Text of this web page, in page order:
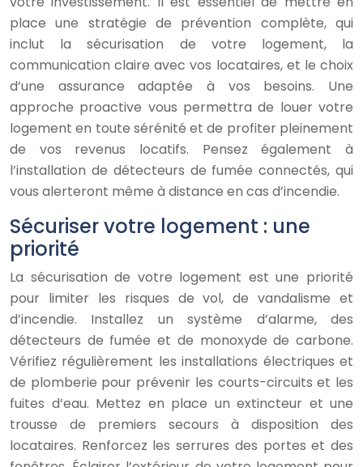
place une stratégie de prévention complète, qui
inclut la sécurisation de votre logement, la
communication claire avec vos locataires, et le choix
d’une assurance adaptée à vos besoins. Une
approche proactive vous permettra de louer votre
logement en toute sérénité et de profiter pleinement
de vos revenus locatifs. Pensez également à
l’installation de détecteurs de fumée connectés, qui
vous alerteront même à distance en cas d’incendie.
Sécuriser votre logement : une
priorité
La sécurisation de votre logement est une priorité
pour limiter les risques de vol, de vandalisme et
d’incendie. Installez un système d’alarme, des
détecteurs de fumée et de monoxyde de carbone.
Vérifiez régulièrement les installations électriques et
de plomberie pour prévenir les courts-circuits et les
fuites d’eau. Mettez en place un extincteur et une
trousse de premiers secours à disposition des
locataires. Renforcez les serrures des portes et des